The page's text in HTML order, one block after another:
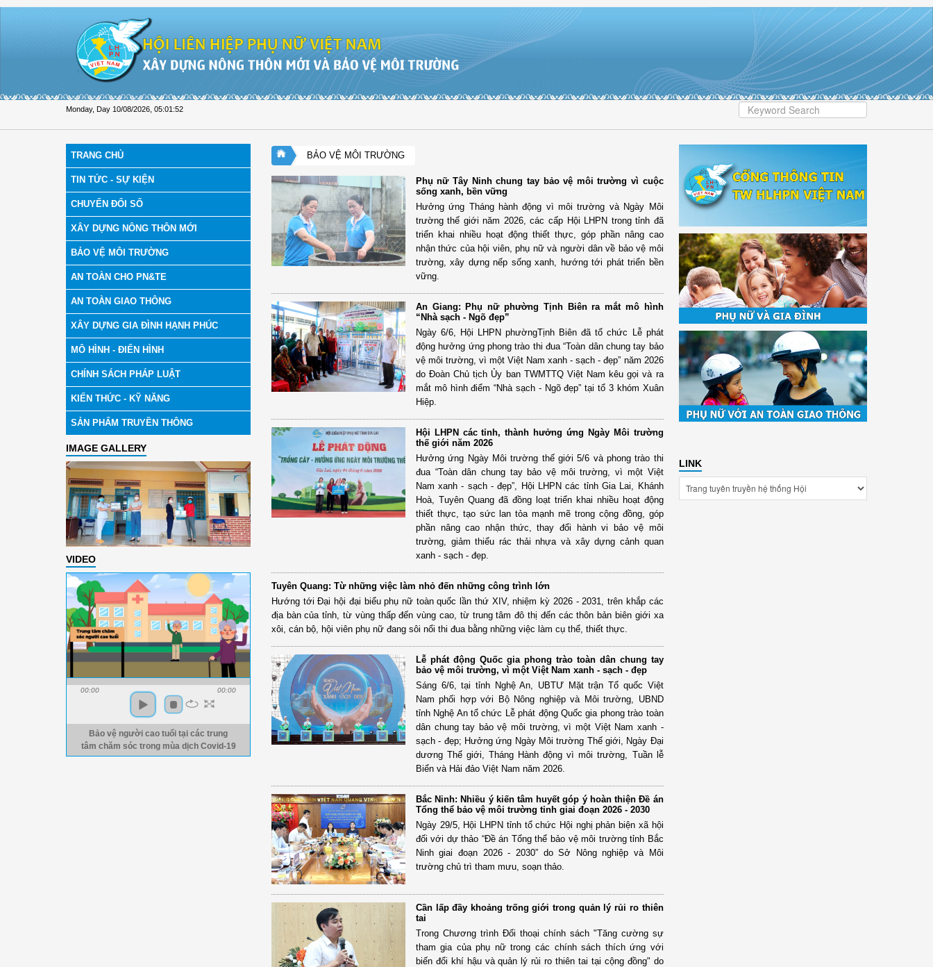
Monday, Day 10/08/2026 05:01:53
TRANG CHỦ
TIN TỨC - SỰ KIỆN
CHUYỂN ĐỔI SỐ
XÂY DỰNG NÔNG THÔN MỚI
BẢO VỆ MÔI TRƯỜNG
AN TOÀN CHO PN&TE
AN TOÀN GIAO THÔNG
XÂY DỰNG GIA ĐÌNH HẠNH PHÚC
MÔ HÌNH - ĐIỂN HÌNH
CHÍNH SÁCH PHÁP LUẬT
KIẾN THỨC - KỸ NĂNG
SẢN PHẨM TRUYỀN THÔNG
IMAGE GALLERY
VIDEO
00:00 00:00
Bảo vệ người cao tuổi tại các trung
tâm chăm sóc trong mùa dịch Covid-19
BẢO VỆ MÔI TRƯỜNG
Phụ nữ Tây Ninh chung tay bảo vệ môi trường vì cuộc
sống xanh, bền vững
Hưởng ứng Tháng hành động vì môi trường và Ngày Môi
trường thế giới năm 2026, các cấp Hội LHPN trong tỉnh đã
triển khai nhiều hoạt động thiết thực, góp phần nâng cao
nhận thức của hội viên, phụ nữ và người dân về bảo vệ môi
trường, xây dựng nếp sống xanh, hướng tới phát triển bền
vững.
An Giang: Phụ nữ phường Tịnh Biên ra mắt mô hình
“Nhà sạch - Ngõ đẹp”
Ngày 6/6, Hội LHPN phườngTịnh Biên đã tổ chức Lễ phát
động hưởng ứng phong trào thi đua “Toàn dân chung tay bảo
vệ môi trường, vì một Việt Nam xanh - sạch - đẹp” năm 2026
do Đoàn Chủ tịch Ủy ban TWMTTQ Việt Nam kêu gọi và ra
mắt mô hình điểm “Nhà sạch - Ngõ đẹp” tại tổ 3 khóm Xuân
Hiệp.
Hội LHPN các tỉnh, thành hưởng ứng Ngày Môi trường
thế giới năm 2026
Hưởng ứng Ngày Môi trường thế giới 5/6 và phong trào thi
đua “Toàn dân chung tay bảo vệ môi trường, vì một Việt
Nam xanh - sạch - đẹp”, Hội LHPN các tỉnh Gia Lai, Khánh
Hoà, Tuyên Quang đã đồng loạt triển khai nhiều hoạt động
thiết thực, tạo sức lan tỏa mạnh mẽ trong cộng đồng, góp
phần nâng cao nhận thức, thay đổi hành vi bảo vệ môi
trường, giảm thiểu rác thải nhựa và xây dựng cảnh quan
xanh - sạch - đẹp.
Tuyên Quang: Từ những việc làm nhỏ đến những công trình lớn
Hướng tới Đại hội đại biểu phụ nữ toàn quốc lần thứ XIV, nhiệm kỳ 2026 - 2031, trên khắp các
địa bàn của tỉnh, từ vùng thấp đến vùng cao, từ trung tâm đô thị đến các thôn bản biên giới xa
xôi, cán bộ, hội viên phụ nữ đang sôi nổi thi đua bằng những việc làm cụ thể, thiết thực.
Lễ phát động Quốc gia phong trào toàn dân chung tay
bảo vệ môi trường, vì một Việt Nam xanh - sạch - đẹp
Sáng 6/6, tại tỉnh Nghệ An, UBTƯ Mặt trận Tổ quốc Việt
Nam phối hợp với Bộ Nông nghiệp và Môi trường, UBND
tỉnh Nghệ An tổ chức Lễ phát động Quốc gia phong trào toàn
dân chung tay bảo vệ môi trường, vì một Việt Nam xanh -
sạch - đẹp; Hưởng ứng Ngày Môi trường Thế giới, Ngày Đại
dương Thế giới, Tháng Hành động vì môi trường, Tuần lễ
Biển và Hải đảo Việt Nam năm 2026.
Bắc Ninh: Nhiều ý kiến tâm huyết góp ý hoàn thiện Đề án
Tổng thể bảo vệ môi trường tỉnh giai đoạn 2026 - 2030
Ngày 29/5, Hội LHPN tỉnh tổ chức Hội nghị phản biện xã hội
đối với dự thảo “Đề án Tổng thể bảo vệ môi trường tỉnh Bắc
Ninh giai đoạn 2026 - 2030” do Sở Nông nghiệp và Môi
trường chủ trì tham mưu, soạn thảo.
Cần lấp đầy khoảng trống giới trong quản lý rủi ro thiên
tai
Trong Chương trình Đối thoại chính sách "Tăng cường sự
tham gia của phụ nữ trong các chính sách thích ứng với
biến đổi khí hậu và quản lý rủi ro thiên tai tại cộng đồng" do
LINK